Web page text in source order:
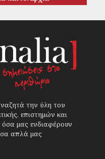
την ύλη του
επιστημών και
μας ενδιαφέρουν
απλά μας